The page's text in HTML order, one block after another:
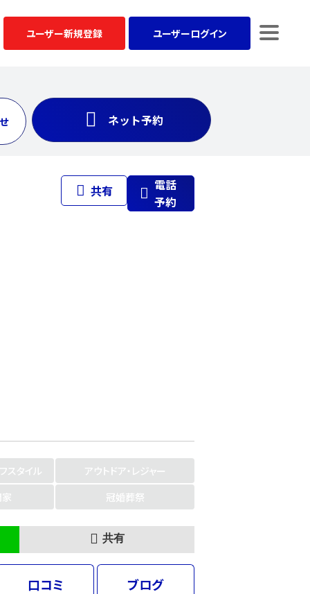
ユーザー新規登録 ユーザーログイン
ネット予約
共有
電話
予約
スタイル
アウトドア・レジャー
冠婚葬祭
共有
口コミ ブログ